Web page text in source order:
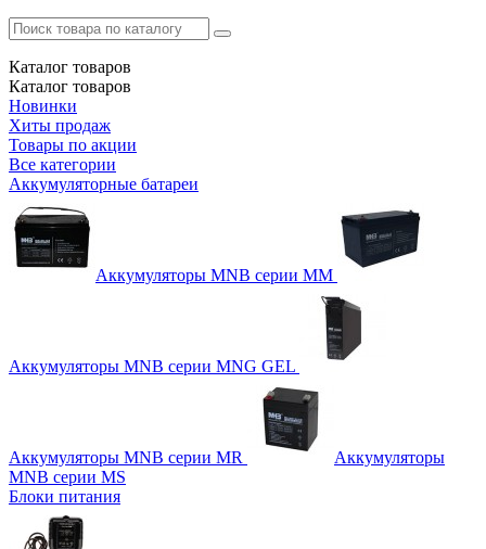
Каталог товаров
Каталог товаров
Новинки
Хиты продаж
Товары по акции
Все категории
Аккумуляторные батареи
Аккумуляторы MNB серии MM
Аккумуляторы MNB серии MNG GEL
Аккумуляторы MNB серии MR
Аккумуляторы
MNB серии MS
Блоки питания